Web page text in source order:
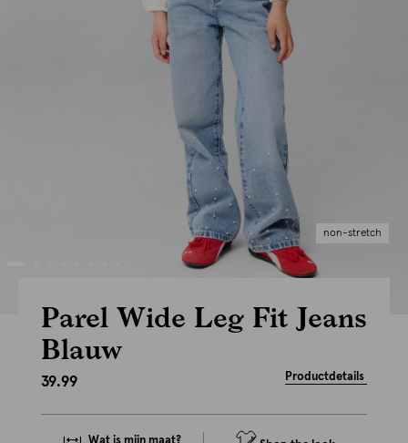
non-stretch
Parel Wide Leg Fit Jeans
Blauw
39.99 Productdetails